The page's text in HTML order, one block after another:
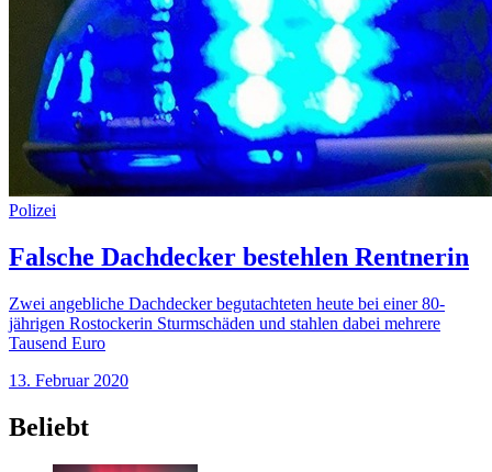
Polizei
Falsche Dachdecker bestehlen Rentnerin
Zwei angebliche Dachdecker begutachteten heute bei einer 80-
jährigen Rostockerin Sturmschäden und stahlen dabei mehrere
Tausend Euro
13. Februar 2020
Beliebt